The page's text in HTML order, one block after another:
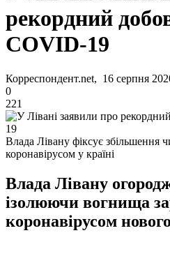
рекордний
COVID-19
Корреспондент.net, 16 серпня
0
221
Влада Лівану фіксує збільшення
коронавірусом у країні
Влада Лівану
ізолюючи вогнища
коронавірусом